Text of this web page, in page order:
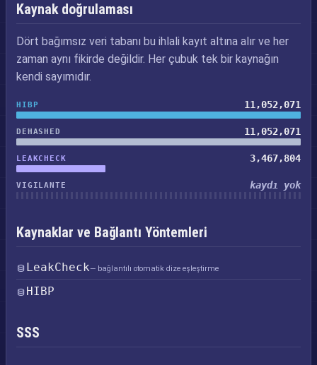
Kaynak doğrulaması
Dört bağımsız veri tabanı bu ihlali kayıt altına alır ve her
zaman aynı fikirde değildir. Her çubuk tek bir kaynağın
kendi sayımıdır.
HIBP 11,052,071
DEHASHED 11,052,071
LEAKCHECK 3,467,804
VIGILANTE kaydı yok
Kaynaklar ve Bağlantı Yöntemleri
LeakCheck— bağlantılı otomatik dize eşleştirme
HIBP
SSS